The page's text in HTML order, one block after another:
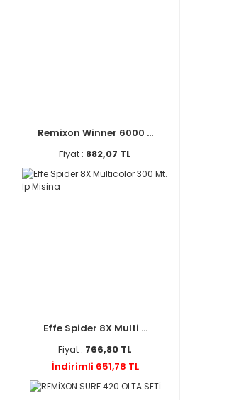
Remixon Winner 6000 ...
Fiyat : 882,07 TL
Effe Spider 8X Multi ...
Fiyat : 766,80 TL
İndirimli 651,78 TL